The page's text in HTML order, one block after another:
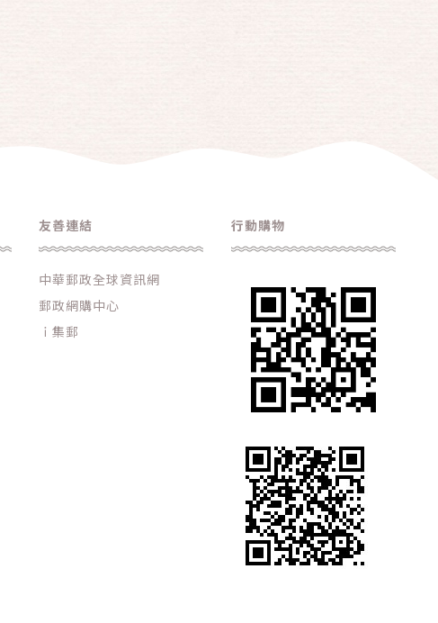
友善連結
中華郵政全球資訊網
郵政網購中心
ｉ集郵
行動購物